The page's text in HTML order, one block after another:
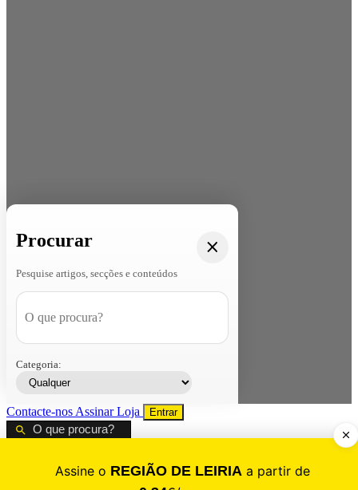
Procurar
Pesquise artigos, secções e conteúdos
Categoria:
Contacte-nos AssinarLoja Entrar